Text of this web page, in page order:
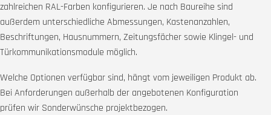
zahlreichen RAL-Farben konfigurieren. Je nach Baureihe sind
außerdem unterschiedliche Abmessungen, Kastenanzahlen,
Beschriftungen, Hausnummern, Zeitungsfächer sowie Klingel- und
Türkommunikationsmodule möglich.
Welche Optionen verfügbar sind, hängt vom jeweiligen Produkt ab.
Bei Anforderungen außerhalb der angebotenen Konfiguration
prüfen wir Sonderwünsche projektbezogen.